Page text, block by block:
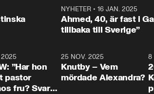
Mohamsson till svars.
NYHETER• 16 JAN. 2025
Ahmed, 40, är fast i
tillbaka till Sverige”
”Har hon
pastor
fru? Svar
31:05
25 NOV. 2025
Knutby – Vem
mördade Alexandra?
8